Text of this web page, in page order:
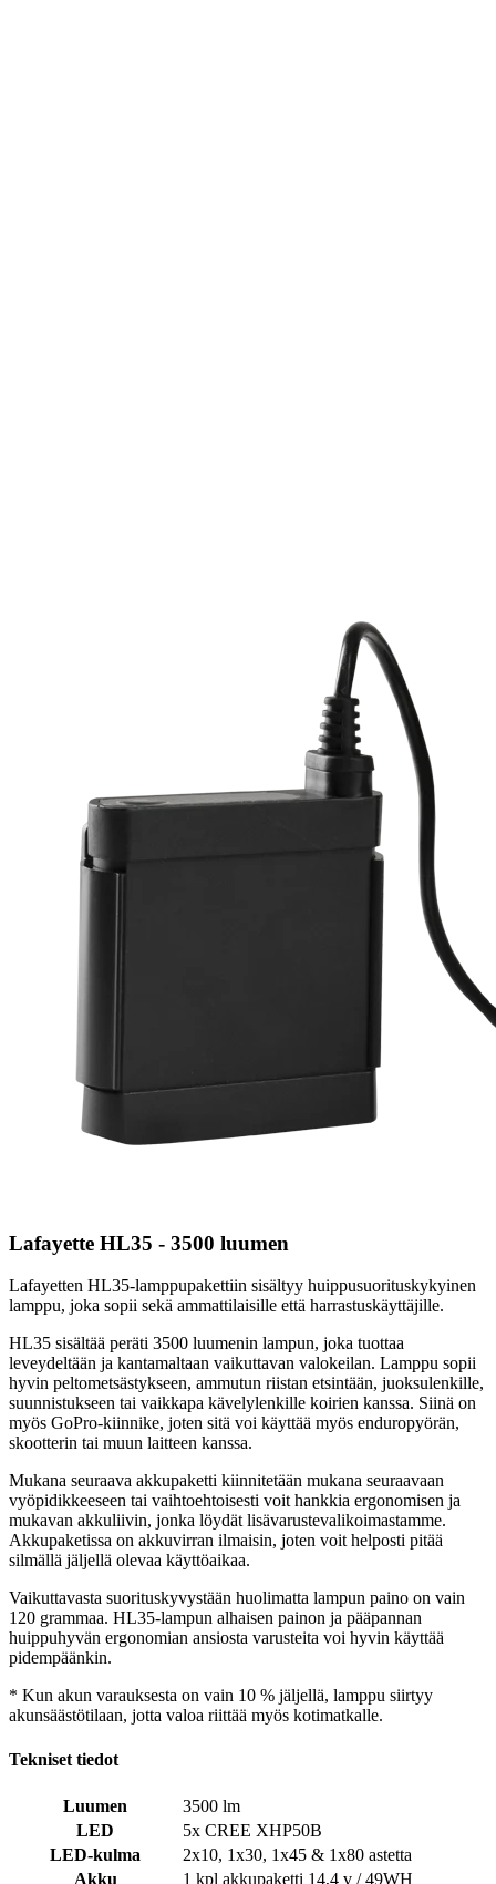
Lafayette HL35 - 3500 luumen
Lafayetten HL35-lamppupakettiin sisältyy huippusuorituskykyinen
lamppu, joka sopii sekä ammattilaisille että harrastuskäyttäjille.
HL35 sisältää peräti 3500 luumenin lampun, joka tuottaa
leveydeltään ja kantamaltaan vaikuttavan valokeilan. Lamppu sopii
hyvin peltometsästykseen, ammutun riistan etsintään, juoksulenkille,
suunnistukseen tai vaikkapa kävelylenkille koirien kanssa. Siinä on
myös GoPro-kiinnike, joten sitä voi käyttää myös enduropyörän,
skootterin tai muun laitteen kanssa.
Mukana seuraava akkupaketti kiinnitetään mukana seuraavaan
vyöpidikkeeseen tai vaihtoehtoisesti voit hankkia ergonomisen ja
mukavan akkuliivin, jonka löydät lisävarustevalikoimastamme.
Akkupaketissa on akkuvirran ilmaisin, joten voit helposti pitää
silmällä jäljellä olevaa käyttöaikaa.
Vaikuttavasta suorituskyvystään huolimatta lampun paino on vain
120 grammaa. HL35-lampun alhaisen painon ja pääpannan
huippuhyvän ergonomian ansiosta varusteita voi hyvin käyttää
pidempäänkin.
* Kun akun varauksesta on vain 10 % jäljellä, lamppu siirtyy
akunsäästötilaan, jotta valoa riittää myös kotimatkalle.
Tekniset tiedot
Luumen
3500 lm
LED
5x CREE XHP50B
LED-kulma
2x10, 1x30, 1x45 & 1x80 astetta
Akku
1 kpl akkupaketti 14,4 v / 49WH